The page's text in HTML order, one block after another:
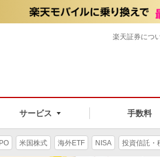
サービス 手数料
楽天証券につ
米国株式 海外ETF NISA 投資信託・